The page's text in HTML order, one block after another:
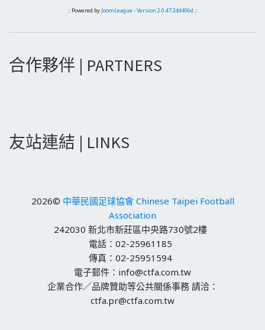
:: Powered by JoomLeague -Version 2.0.47.2dd406d ::
合作夥伴 | PARTNERS
友站連結 | LINKS
2026© 中華民國足球協會 Chinese Taipei Football
Association
242030 新北市新莊區中央路730號2樓
電話：02-25961185
傳真：02-25951594
電子郵件：info@ctfa.com.tw
企業合作／品牌贊助等公共關係事務 請洽：
ctfa.pr@ctfa.com.tw